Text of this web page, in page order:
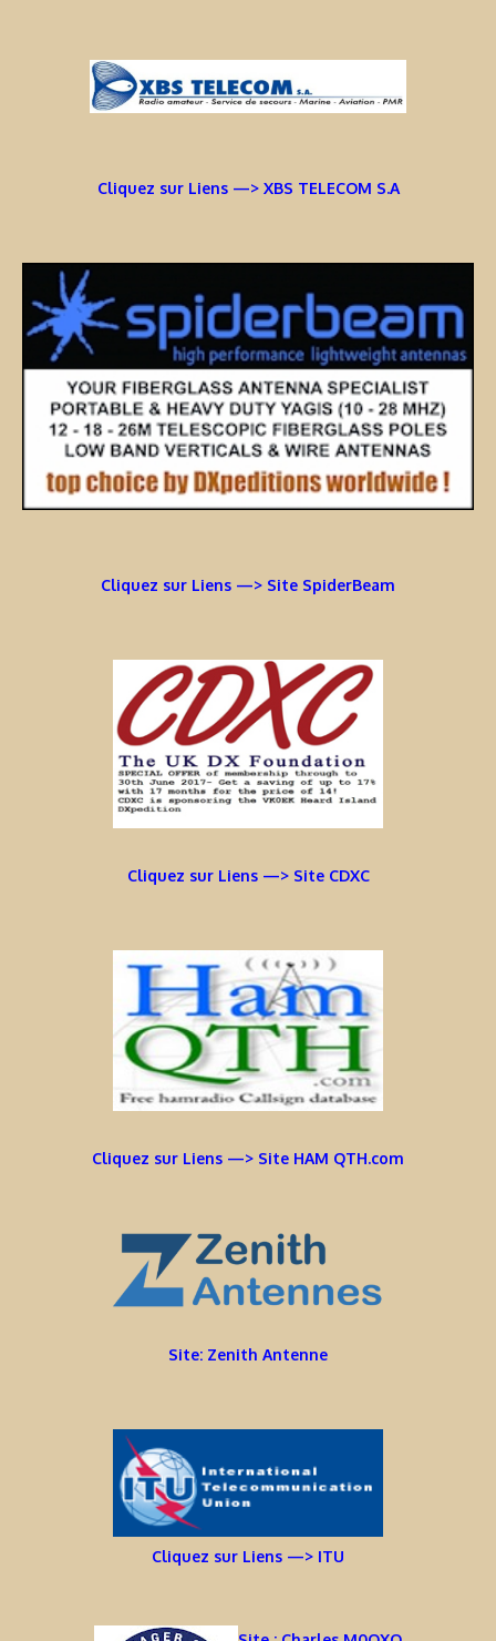
Cliquez sur Liens —> XBS TELECOM S.A
Cliquez sur Liens —> Site SpiderBeam
Cliquez sur Liens —> Site CDXC
Cliquez sur Liens —> Site HAM QTH.com
Site: Zenith Antenne
Cliquez sur Liens —> ITU